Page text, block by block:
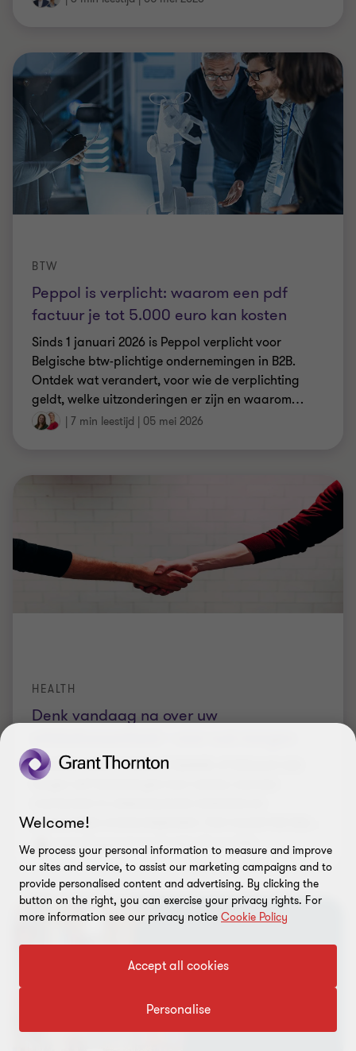
Peppol is verplicht: waarom een pdf
factuur je tot 5.000 euro kan kosten
BTW
Sinds 1 januari 2026 is Peppol verplicht voor
Belgische btw-plichtige ondernemingen in B2B.
Ontdek wat verandert, voor wie de verplichting
geldt, welke uitzonderingen er zijn en waarom…
| 7 min leestijd | 05 mei 2026
Denk vandaag na over uw
HEALTH
Situaties waarin iemand tijdelijk of blijvend niet
langer zelf beslissingen kan nemen, kunnen
persoonlijke omstandigheden. Dat maakt het des
3 min leestijd | 10 apr 2026
Welcome!
We process your personal information to measure and improve
our sites and service, to assist our marketing campaigns and to
provide personalised content and advertising. By clicking the
button on the right, you can exercise your privacy rights. For
more information see our privacy notice Cookie Policy
Accept all cookies
Personalise